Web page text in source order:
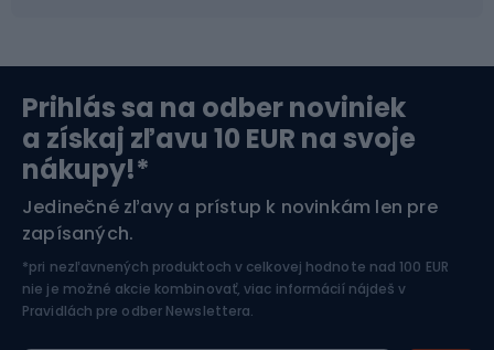
Orientačný beh
Lyžovanie
Športová elektronika
Jazdectvo
Prihlás sa na odber noviniek
a získaj zľavu 10 EUR na svoje
nákupy!*
Jedinečné zľavy a prístup k novinkám len pre
zapísaných.
*pri nezľavnených produktoch v celkovej hodnote nad 100 EUR
nie je možné akcie kombinovať, viac informácií nájdeš v
Pravidlách pre odber Newslettera.